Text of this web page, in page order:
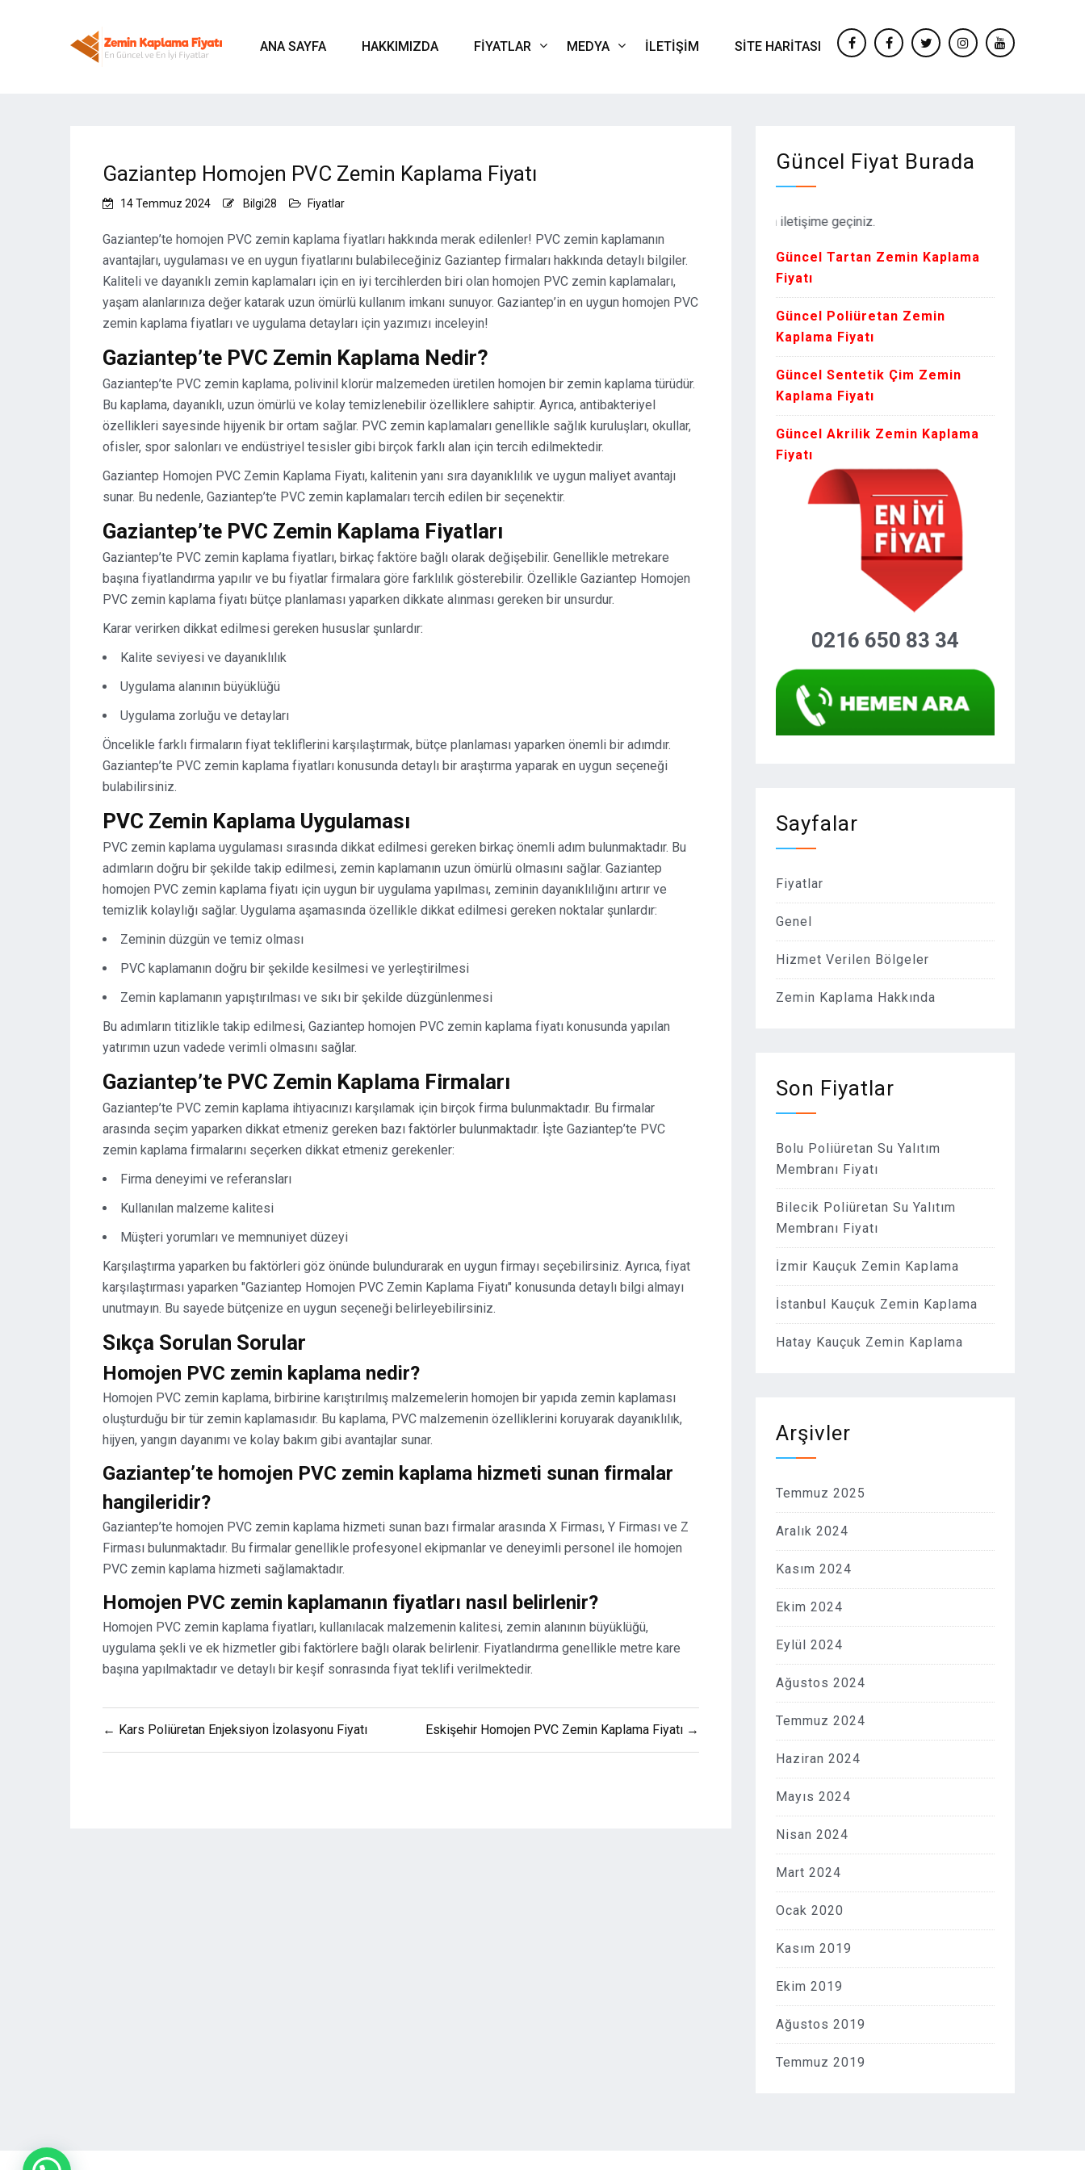
ANA SAYFA HAKKIMIZDA FIYATLAR MEDYA İLETIŞIM
SITE HARITASI
facebookFacebooktwitterinstagramyoutube
Gaziantep Homojen PVC Zemin Kaplama Fiyatı
14 Temmuz 2024 Bilgi28 Fiyatlar
Gaziantep’te homojen PVC zemin kaplama fiyatları hakkında merak edilenler! PVC zemin kaplamanın
avantajları, uygulaması ve en uygun fiyatlarını bulabileceğiniz Gaziantep firmaları hakkında detaylı bilgiler.
Kaliteli ve dayanıklı zemin kaplamaları için en iyi tercihlerden biri olan homojen PVC zemin kaplamaları,
yaşam alanlarınıza değer katarak uzun ömürlü kullanım imkanı sunuyor. Gaziantep’in en uygun homojen PVC
zemin kaplama fiyatları ve uygulama detayları için yazımızı inceleyin!
Gaziantep’te PVC Zemin Kaplama Nedir?
Gaziantep’te PVC zemin kaplama, polivinil klorür malzemeden üretilen homojen bir zemin kaplama türüdür.
Bu kaplama, dayanıklı, uzun ömürlü ve kolay temizlenebilir özelliklere sahiptir. Ayrıca, antibakteriyel
özellikleri sayesinde hijyenik bir ortam sağlar. PVC zemin kaplamaları genellikle sağlık kuruluşları, okullar,
ofisler, spor salonları ve endüstriyel tesisler gibi birçok farklı alan için tercih edilmektedir.
Gaziantep Homojen PVC Zemin Kaplama Fiyatı, kalitenin yanı sıra dayanıklılık ve uygun maliyet avantajı
sunar. Bu nedenle, Gaziantep’te PVC zemin kaplamaları tercih edilen bir seçenektir.
Gaziantep’te PVC Zemin Kaplama Fiyatları
Gaziantep’te PVC zemin kaplama fiyatları, birkaç faktöre bağlı olarak değişebilir. Genellikle metrekare
başına fiyatlandırma yapılır ve bu fiyatlar firmalara göre farklılık gösterebilir. Özellikle Gaziantep Homojen
PVC zemin kaplama fiyatı bütçe planlaması yaparken dikkate alınması gereken bir unsurdur.
Karar verirken dikkat edilmesi gereken hususlar şunlardır:
Kalite seviyesi ve dayanıklılık
Uygulama alanının büyüklüğü
Uygulama zorluğu ve detayları
Öncelikle farklı firmaların fiyat tekliflerini karşılaştırmak, bütçe planlaması yaparken önemli bir adımdır.
Gaziantep’te PVC zemin kaplama fiyatları konusunda detaylı bir araştırma yaparak en uygun seçeneği
bulabilirsiniz.
PVC Zemin Kaplama Uygulaması
PVC zemin kaplama uygulaması sırasında dikkat edilmesi gereken birkaç önemli adım bulunmaktadır. Bu
adımların doğru bir şekilde takip edilmesi, zemin kaplamanın uzun ömürlü olmasını sağlar. Gaziantep
homojen PVC zemin kaplama fiyatı için uygun bir uygulama yapılması, zeminin dayanıklılığını artırır ve
temizlik kolaylığı sağlar. Uygulama aşamasında özellikle dikkat edilmesi gereken noktalar şunlardır:
Zeminin düzgün ve temiz olması
PVC kaplamanın doğru bir şekilde kesilmesi ve yerleştirilmesi
Zemin kaplamanın yapıştırılması ve sıkı bir şekilde düzgünlenmesi
Bu adımların titizlikle takip edilmesi, Gaziantep homojen PVC zemin kaplama fiyatı konusunda yapılan
yatırımın uzun vadede verimli olmasını sağlar.
Gaziantep’te PVC Zemin Kaplama Firmaları
Gaziantep’te PVC zemin kaplama ihtiyacınızı karşılamak için birçok firma bulunmaktadır. Bu firmalar
arasında seçim yaparken dikkat etmeniz gereken bazı faktörler bulunmaktadır. İşte Gaziantep’te PVC
zemin kaplama firmalarını seçerken dikkat etmeniz gerekenler:
Firma deneyimi ve referansları
Kullanılan malzeme kalitesi
Müşteri yorumları ve memnuniyet düzeyi
Karşılaştırma yaparken bu faktörleri göz önünde bulundurarak en uygun firmayı seçebilirsiniz. Ayrıca, fiyat
karşılaştırması yaparken "Gaziantep Homojen PVC Zemin Kaplama Fiyatı" konusunda detaylı bilgi almayı
unutmayın. Bu sayede bütçenize en uygun seçeneği belirleyebilirsiniz.
Sıkça Sorulan Sorular
Homojen PVC zemin kaplama nedir?
Homojen PVC zemin kaplama, birbirine karıştırılmış malzemelerin homojen bir yapıda zemin kaplaması
oluşturduğu bir tür zemin kaplamasıdır. Bu kaplama, PVC malzemenin özelliklerini koruyarak dayanıklılık,
hijyen, yangın dayanımı ve kolay bakım gibi avantajlar sunar.
Gaziantep’te homojen PVC zemin kaplama hizmeti sunan firmalar
hangileridir?
Gaziantep’te homojen PVC zemin kaplama hizmeti sunan bazı firmalar arasında X Firması, Y Firması ve Z
Firması bulunmaktadır. Bu firmalar genellikle profesyonel ekipmanlar ve deneyimli personel ile homojen
PVC zemin kaplama hizmeti sağlamaktadır.
Homojen PVC zemin kaplamanın fiyatları nasıl belirlenir?
Homojen PVC zemin kaplama fiyatları, kullanılacak malzemenin kalitesi, zemin alanının büyüklüğü,
uygulama şekli ve ek hizmetler gibi faktörlere bağlı olarak belirlenir. Fiyatlandırma genellikle metre kare
başına yapılmaktadır ve detaylı bir keşif sonrasında fiyat teklifi verilmektedir.
Yazı
gezinmesi
← Kars Poliüretan Enjeksiyon İzolasyonu Fiyatı Eskişehir Homojen PVC Zemin Kaplama Fiyatı →
Güncel Fiyat Burada
Zemin Kaplama Fiyatları Kur oranlarına göre değişmektedir. Güncel Fiyat için lütfen iletişime geçiniz.
Güncel Tartan Zemin Kaplama
Fiyatı
Güncel Poliüretan Zemin
Kaplama Fiyatı
Güncel Sentetik Çim Zemin
Kaplama Fiyatı
Güncel Akrilik Zemin Kaplama
Fiyatı
0216 650 83 34
Sayfalar
Fiyatlar
Genel
Hizmet Verilen Bölgeler
Zemin Kaplama Hakkında
Son Fiyatlar
Bolu Poliüretan Su Yalıtım
Membranı Fiyatı
Bilecik Poliüretan Su Yalıtım
Membranı Fiyatı
İzmir Kauçuk Zemin Kaplama
İstanbul Kauçuk Zemin Kaplama
Hatay Kauçuk Zemin Kaplama
Arşivler
Temmuz 2025
Aralık 2024
Kasım 2024
Ekim 2024
Eylül 2024
Ağustos 2024
Temmuz 2024
Haziran 2024
Mayıs 2024
Nisan 2024
Mart 2024
Ocak 2020
Kasım 2019
Ekim 2019
Ağustos 2019
Temmuz 2019